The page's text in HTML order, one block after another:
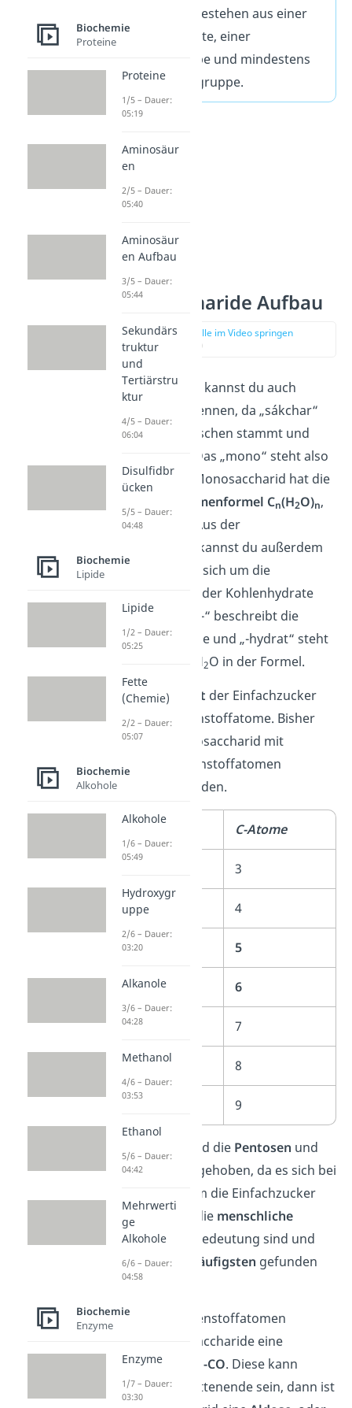
. Sie bestehen aus einer
Kohlenstoffkette, einer
Carbonylgruppe und mindestens
einer Hydroxygruppe.
Monosaccharide Aufbau
zur Stelle im Video springen
(00:37)
Monosaccharide kannst du auch
nennen, da „sákchar“
aus dem Griechischen stammt und
„Zucker“ heißt. Das „mono“ steht also
für „allein“. Ein Monosaccharid hat die
Summenformel Cn(H2O)n,
wobei n
3 ist. Aus der
Summenformel kannst du außerdem
ableiten, dass es sich um die
Grundbausteine der Kohlenhydrate
handelt. „Kohlen-“ beschreibt die
Kohlenstoffatome und „-hydrat“ steht
für das Wasser H2O in der Formel.
DasGrundgerüst der Einfachzucker
bilden die Kohlenstoffatome. Bisher
konnte ein Monosaccharid mit
maximal 9 Kohlenstoffatomen
beschrieben werden.
C-Atome
3
Tetrosen 4
Pentosen 5
Hexosen 6
Heptosen 7
Octosen 8
9
In der Tabelle sind die Pentosen und
Hexosen
hervorgehoben, da es sich bei
diesen beiden um die Einfachzucker
handelt, die für die menschliche
Ernährungvon Bedeutung sind und
außerdemam Häufigsten gefunden
worden sind.
Neben den Kohlenstoffatomen
besitzen Monosaccharide eine
Carbonylgruppe -CO. Diese kann
entweder am Kettenende sein, dann ist
Biochemie
Proteine
Proteine
1/5 – Dauer:
05:19
Aminosäur
en
2/5 – Dauer:
05:40
Aminosäur
en Aufbau
3/5 – Dauer:
05:44
Sekundärs
truktur
und
Tertiärstru
ktur
4/5 – Dauer:
06:04
Disulfidbr
ücken
5/5 – Dauer:
04:48
Biochemie
Lipide
Lipide
1/2 – Dauer:
05:25
Fette
(Chemie)
2/2 – Dauer:
05:07
Biochemie
Alkohole
Alkohole
1/6 – Dauer:
05:49
Hydroxygr
uppe
2/6 – Dauer:
03:20
Alkanole
3/6 – Dauer:
04:28
Methanol
4/6 – Dauer:
03:53
Ethanol
5/6 – Dauer:
04:42
Mehrwerti
ge
Alkohole
6/6 – Dauer:
04:58
Biochemie
Enzyme
Enzyme
1/7 – Dauer:
03:30